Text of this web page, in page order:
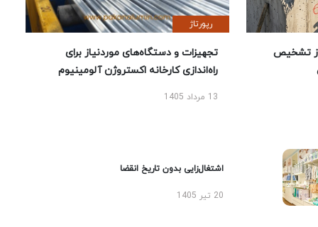
تشخیص
رپورتاژ
تجهیزات و دستگاه‌های موردنیاز برای
راه‌اندازی کارخانه اکستروژن آلومینیوم
13 مرداد 1405
اشتغال‌زایی بدون تاریخ انقضا
20 تیر 1405